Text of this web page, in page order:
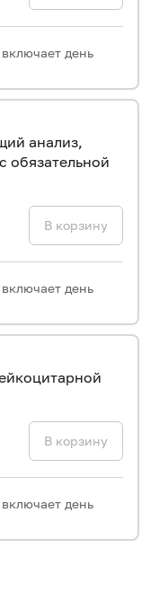
день
анализ,
обязательной
В корзину
день
В корзину
день